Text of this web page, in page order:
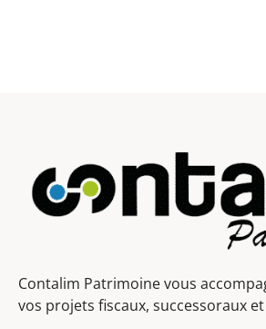
Contalim Patrimoine vous
vos projets fiscaux, successoraux